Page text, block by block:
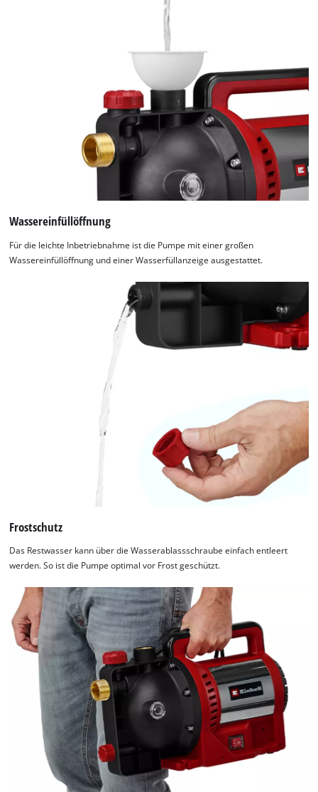
Wassereinfüllöffnung
Für die leichte Inbetriebnahme ist die Pumpe mit einer großen
Wassereinfüllöffnung und einer Wasserfüllanzeige ausgestattet.
Frostschutz
Das Restwasser kann über die Wasserablassschraube einfach entleert
werden. So ist die Pumpe optimal vor Frost geschützt.